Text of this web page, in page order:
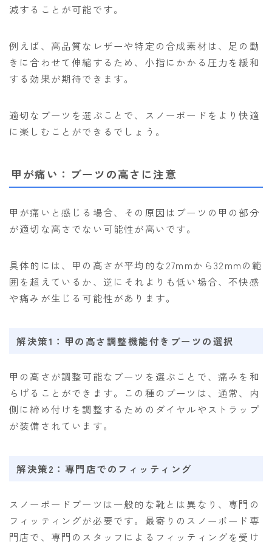
減することが可能です。
例えば、高品質なレザーや特定の合成素材は、足の動
きに合わせて伸縮するため、小指にかかる圧力を緩和
する効果が期待できます。
適切なブーツを選ぶことで、スノーボードをより快適
に楽しむことができるでしょう。
甲が痛い：ブーツの高さに注意
甲が痛いと感じる場合、その原因はブーツの甲の部分
が適切な高さでない可能性が高いです。
具体的には、甲の高さが平均的な27mmから32mmの範
囲を超えているか、逆にそれよりも低い場合、不快感
や痛みが生じる可能性があります。
解決策1：甲の高さ調整機能付きブーツの選択
甲の高さが調整可能なブーツを選ぶことで、痛みを和
らげることができます。この種のブーツは、通常、内
側に締め付けを調整するためのダイヤルやストラップ
が装備されています。
解決策2：専門店でのフィッティング
スノーボードブーツは一般的な靴とは異なり、専門の
フィッティングが必要です。最寄りのスノーボード専
門店で、専門のスタッフによるフィッティングを受け